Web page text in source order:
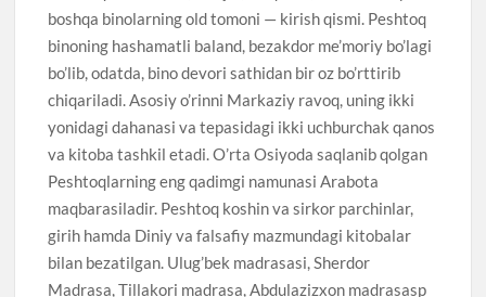
boshqa binolarning old tomoni — kirish qismi. Peshtoq
binoning hashamatli baland, bezakdor me’moriy bo’lagi
bo’lib, odatda, bino devori sathidan bir oz bo’rttirib
chiqariladi. Asosiy o’rinni Markaziy ravoq, uning ikki
yonidagi dahanasi va tepasidagi ikki uchburchak qanos
va kitoba tashkil etadi. O’rta Osiyoda saqlanib qolgan
Peshtoqlarning eng qadimgi namunasi Arabota
maqbarasiladir. Peshtoq koshin va sirkor parchinlar,
girih hamda Diniy va falsafiy mazmundagi kitobalar
bilan bezatilgan. Ulug’bek madrasasi, Sherdor
Madrasa, Tillakori madrasa, Abdulazizxon madrasasp